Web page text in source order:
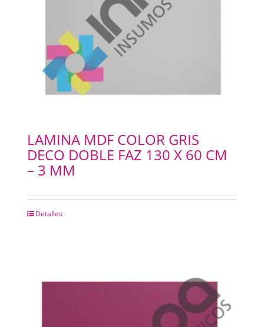
LAMINA MDF COLOR GRIS
DECO DOBLE FAZ 130 X 60 CM
– 3 MM
Detalles